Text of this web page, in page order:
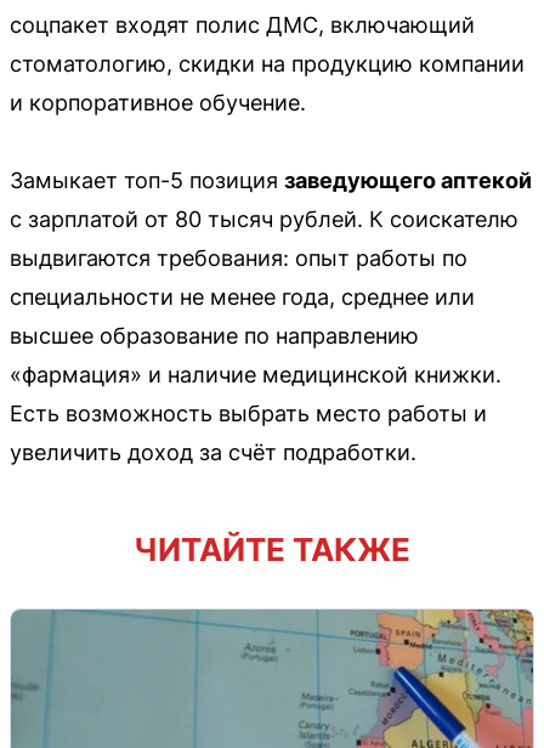
соцпакет входят полис ДМС, включающий
стоматологию, скидки на продукцию компании
и корпоративное обучение.
Замыкает топ-5 позиция заведующего аптекой
с зарплатой от 80 тысяч рублей. К соискателю
выдвигаются требования: опыт работы по
специальности не менее года, среднее или
высшее образование по направлению
«фармация» и наличие медицинской книжки.
Есть возможность выбрать место работы и
увеличить доход за счёт подработки.
ЧИТАЙТЕ ТАКЖЕ